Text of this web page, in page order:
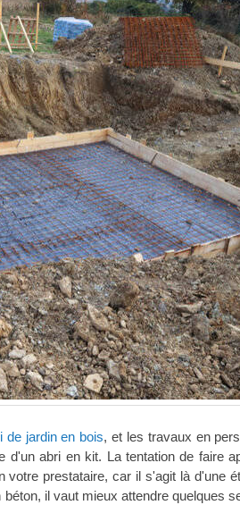
de jardin en bois, et les travaux en
abri en kit. La tentation de faire
prestataire, car il s'agit là d'une
il vaut mieux attendre quelques